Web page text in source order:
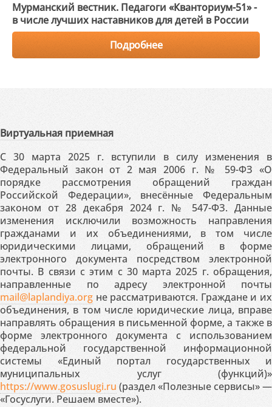
Мурманский вестник. Педагоги «Кванториум-51» -
в числе лучших наставников для детей в России
Подробнее
Виртуальная приемная
С 30 марта 2025 г. вступили в силу изменения в
Федеральный закон от 2 мая 2006 г. № 59-ФЗ «О
порядке рассмотрения обращений граждан
Российской Федерации», внесённые Федеральным
законом от 28 декабря 2024 г. № 547-ФЗ. Данные
изменения исключили возможность направления
гражданами и их объединениями, в том числе
юридическими лицами, обращений в форме
электронного документа посредством электронной
почты. В связи с этим с 30 марта 2025 г. обращения,
направленные по адресу электронной почты
mail@laplandiya.org не рассматриваются. Граждане и их
объединения, в том числе юридические лица, вправе
направлять обращения в письменной форме, а также в
форме электронного документа с использованием
федеральной государственной информационной
системы «Единый портал государственных и
муниципальных услуг (функций)»
https://www.gosuslugi.ru (раздел «Полезные сервисы» —
«Госуслуги. Решаем вместе»).